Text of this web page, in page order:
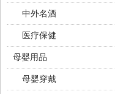
中外名酒
医疗保健
母婴用品
母婴穿戴